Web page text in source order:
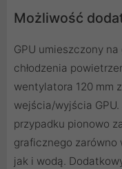
Możliwość
GPU umieszczony
chłodzenia
wentylatora 120 mm
wejścia/wyjścia
przypadku pionowo
graficznego zarówno
jak i wodą.